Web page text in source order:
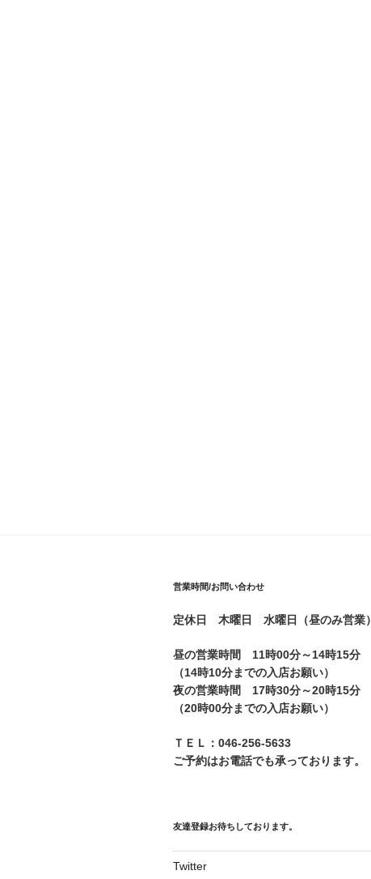
営業時間/お問い合わせ
定休日 木曜日 水曜日（昼のみ営業）
昼の営業時間 11時00分～14時15分
（14時10分までの入店お願い）
夜の営業時間 17時30分～20時15分
（20時00分までの入店お願い）
ＴＥＬ：046-256-5633
ご予約はお電話でも承っております。
友達登録お待ちしております。
Twitter